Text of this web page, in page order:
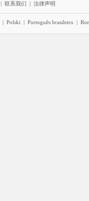
| 联系我们 | 法律声明
| Polski | Português brasileiro |